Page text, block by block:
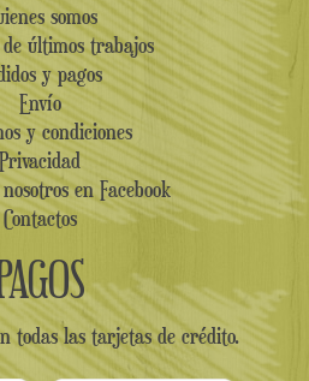
somos
de últimos trabajos
y pagos
Envío
y condiciones
Privacidad
en Facebook
Contactos
todas las tarjetas de crédito.